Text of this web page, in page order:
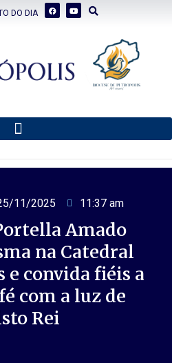
DO DIA
11/2025 11:37 am
Amado
na Catedral
e convida fiéis a
com a luz de
Rei